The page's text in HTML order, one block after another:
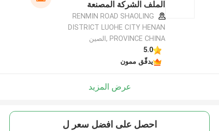
الملف الشركة المصنعة
RENMIN ROAD SHAOLING
DISTRICT LUOHE CITY HENAN
PROVINCE CHINA ,الصين
5.0
يدقّق ممون
عرض المزيد
احصل على افضل سعر ل